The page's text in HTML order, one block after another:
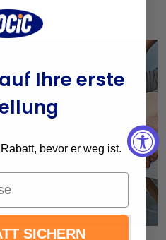
Ihre erste
bevor er weg ist.
SICHERN